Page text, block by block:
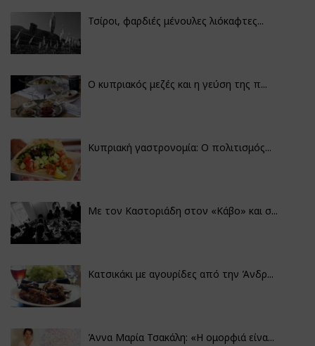
Τσίροι, φαρδιές μένουλες λιόκαφτες...
Ο κυπριακός μεζές και η γεύση της π...
Κυπριακή γαστρονομία: Ο πολιτισμός...
Με τον Καστοριάδη στον «Κάβο» και σ...
Κατσικάκι με αγουρίδες από την Άνδρ...
Άννα Μαρία Τσακάλη: «Η ομορφιά είνα...